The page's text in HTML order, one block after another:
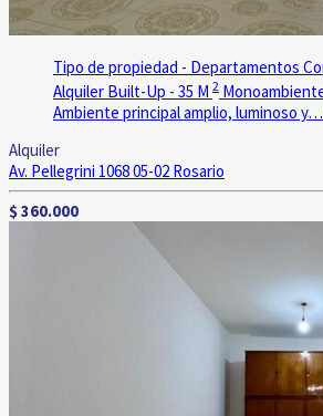
Tipo de propiedad - Departamentos
Alquiler Built-Up - 35 M 2
Ambiente principal amplio, luminoso y…
Alquiler
Av. Pellegrini 1068 05-02 Rosario
$ 360.000